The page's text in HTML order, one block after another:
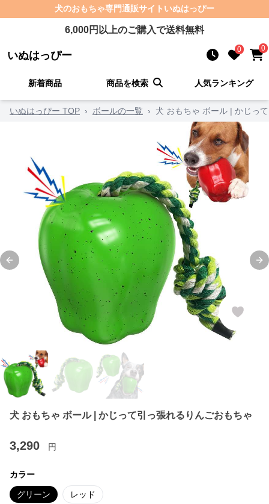
犬のおもちゃ専門通販サイト いぬはっぴー
6,000円以上のご購入で送料無料
いぬはっぴー 0 0
新着商品 商品を検索 人気ランキング
いぬはっぴー TOP › ボールの一覧 › 犬 おもちゃ ボール | かじっ
Previous slide
犬 おもちゃ ボール | かじって引っ張れるりんごおもちゃ
3,290 円
カラー
グリーン レッド